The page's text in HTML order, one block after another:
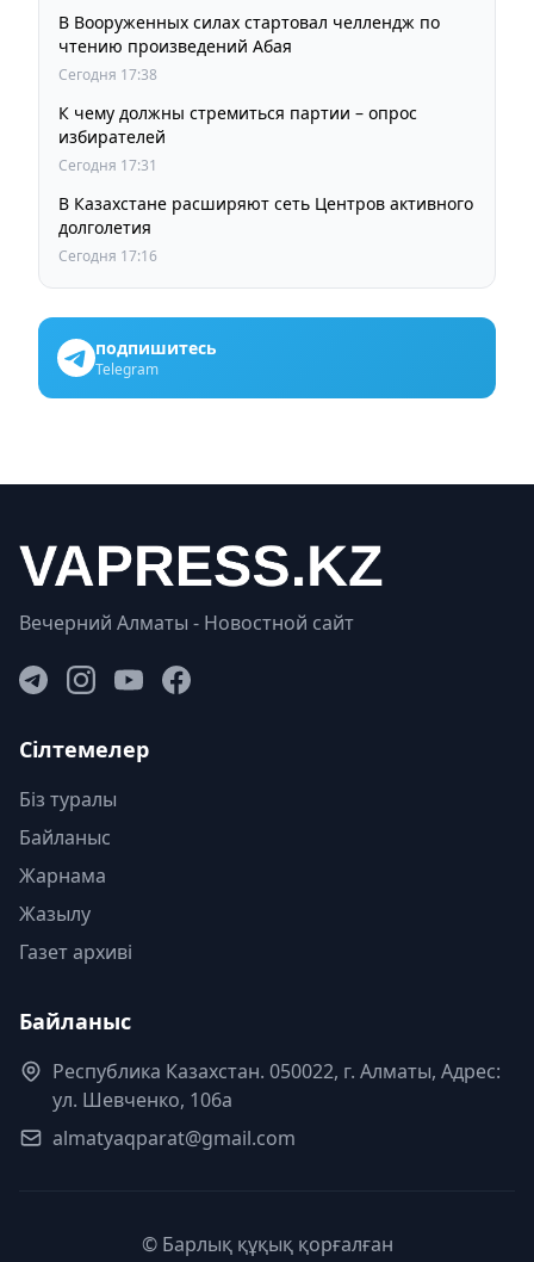
В Вооруженных силах стартовал челлендж по
чтению произведений Абая
Сегодня 17:38
К чему должны стремиться партии – опрос
избирателей
Сегодня 17:31
В Казахстане расширяют сеть Центров активного
долголетия
Сегодня 17:16
подпишитесь
Telegram
Вечерний Алматы - Новостной сайт
Сілтемелер
Біз туралы
Байланыс
Жарнама
Жазылу
Газет архиві
Байланыс
Республика Казахстан. 050022, г. Алматы, Адрес:
ул. Шевченко, 106а
almatyaqparat@gmail.com
© Барлық құқық қорғалған